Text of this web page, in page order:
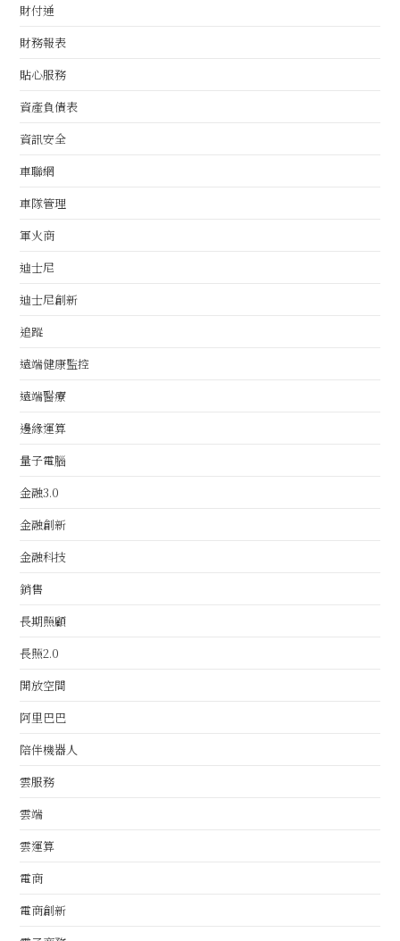
財付通
財務報表
貼心服務
資產負債表
資訊安全
車聯網
車隊管理
軍火商
迪士尼
迪士尼創新
追蹤
遠端健康監控
遠端醫療
邊緣運算
量子電腦
金融3.0
金融創新
金融科技
銷售
長期照顧
長照2.0
開放空間
阿里巴巴
陪伴機器人
雲服務
雲端
雲運算
電商
電商創新